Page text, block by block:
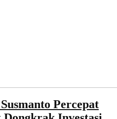
Percepat